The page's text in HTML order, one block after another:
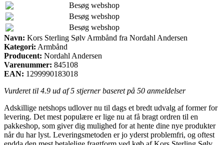
Besøg webshop
Besøg webshop
Besøg webshop
Navn: Kors Sterling Sølv Armbånd fra Nordahl Andersen
Kategori: Armbånd
Producent: Nordahl Andersen
Varenummer: 845108
EAN: 1299990183018
Vurderet til 4.9 ud af 5 stjerner baseret på 50 anmeldelser
Adskillige netshops udlover nu til dags et bredt udvalg af former for
levering. Det mest populære er lige nu at få bragt ordren til en
pakkeshop, som giver dig mulighed for at hente dine nye produkter
når du har lyst. Leveringsmetoden er jo yderst problemfri, og oftest